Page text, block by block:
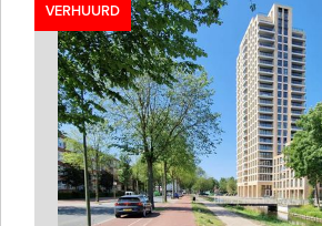
VERHUURD